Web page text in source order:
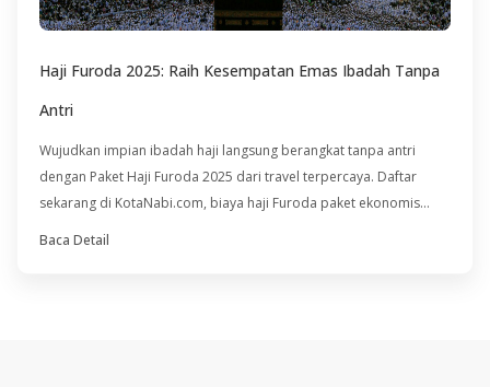
Haji Furoda 2025: Raih Kesempatan Emas Ibadah Tanpa
Antri
Wujudkan impian ibadah haji langsung berangkat tanpa antri
dengan Paket Haji Furoda 2025 dari travel terpercaya. Daftar
sekarang di KotaNabi.com, biaya haji Furoda paket ekonomis
Baca Detail